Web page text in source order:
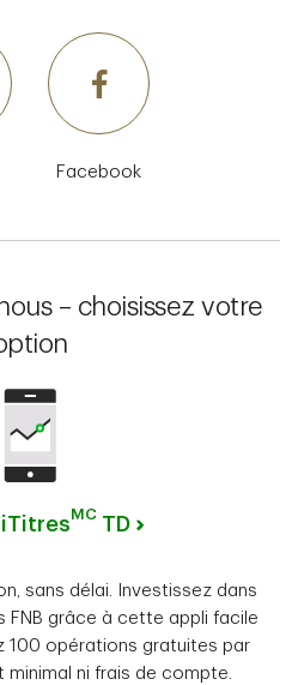
Facebook
– choisissez votre
MC TD
sans délai. Investissez dans
FNB grâce à cette appli facile
100 opérations gratuites par
minimal ni frais de compte.